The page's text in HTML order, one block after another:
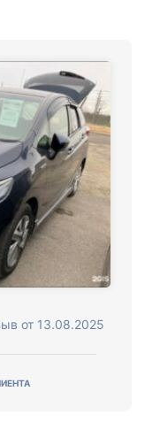
от 13.08.2025